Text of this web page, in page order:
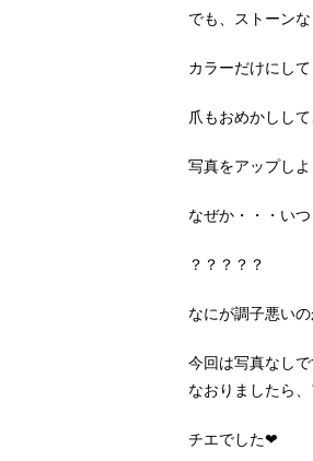
でも、ストーン
カラーだけにし
爪もおめかしし
写真をアップし
なぜか・・・い
？？？？？
なにが調子悪い
今回は写真なし
なおりましたら
チエでした❤